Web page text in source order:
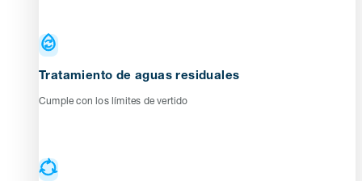
Tratamiento de aguas residuales
Cumple con los límites de vertido